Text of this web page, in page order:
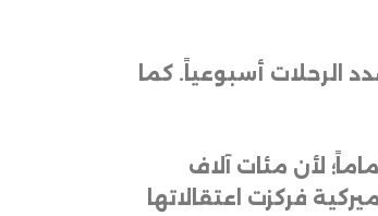
الرحلات أسبوعياً. كما
لأن مئات آلاف
فركزت اعتقالاتها